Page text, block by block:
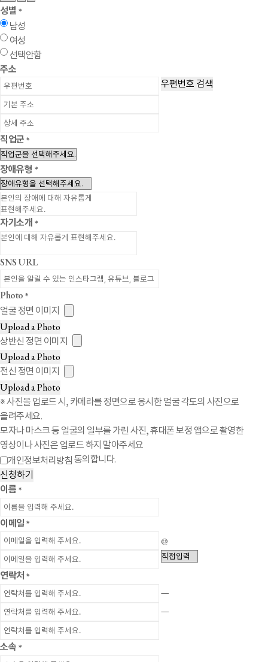
성별*
남성
여성
선택안함
주소
우편번호 검색
직업군*
장애유형 *
자기소개 *
SNS URL
Photo*
얼굴 정면 이미지
Upload a Photo
상반신 정면 이미지
Upload a Photo
전신 정면 이미지
Upload a Photo
※ 사진을 업로드 시, 카메라를 정면으로 응시한 얼굴 각도의 사진으로
올려주세요.
모자나 마스크 등 얼굴의 일부를 가린 사진, 휴대폰 보정 앱으로 촬영한
영상이나 사진은 업로드 하지 말아주세요
개인정보처리방침동의합니다.
신청하기
이름*
이메일*
@
연락처*
ㅡ
ㅡ
소속*